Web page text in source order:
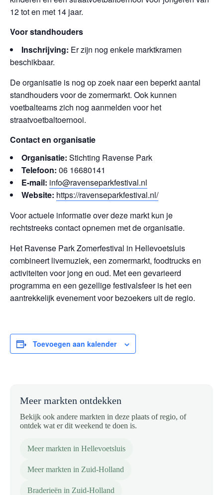
12 tot en met 14 jaar.
Voor standhouders
Inschrijving: Er zijn nog enkele marktkramen
beschikbaar.
De organisatie is nog op zoek naar een beperkt aantal
standhouders voor de zomermarkt. Ook kunnen
voetbalteams zich nog aanmelden voor het
straatvoetbaltoernooi.
Contact en organisatie
Organisatie: Stichting Ravense Park
Telefoon: 06 16680141
E-mail: info@ravenseparkfestival.nl
Website: https://ravenseparkfestival.nl/
Voor actuele informatie over deze markt kun je
rechtstreeks contact opnemen met de organisatie.
Het Ravense Park Zomerfestival in Hellevoetsluis
combineert livemuziek, een zomermarkt, foodtrucks en
activiteiten voor jong en oud. Met een gevarieerd
programma en een gezellige festivalsfeer is het een
aantrekkelijk evenement voor bezoekers uit de regio.
Toevoegen aan kalender
Meer markten ontdekken
Bekijk ook andere markten in deze plaats of regio, of
ontdek wat er dit weekend te doen is.
Meer markten in Hellevoetsluis
Meer markten in Zuid-Holland
Braderieën in Zuid-Holland